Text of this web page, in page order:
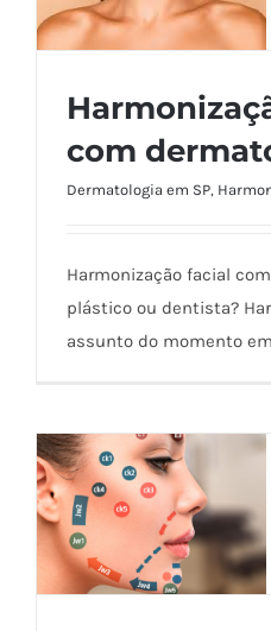
Harmonização facial
com
Dermatologia em SP,
Harmonização facial
plástico ou dentista?
assunto do momento